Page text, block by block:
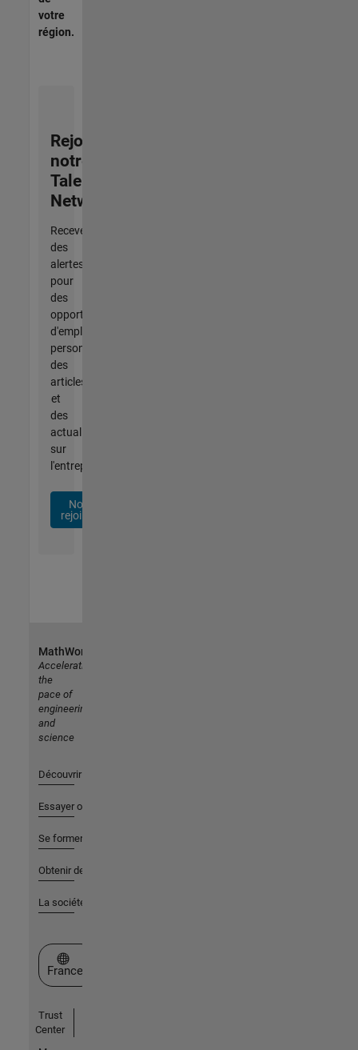
votre
région.
Rejoignez
notre
Talent
Network
Recevez
des
alertes
pour
des
opportunités
d'emploi
personnalisées,
des
articles
et
des
actualités
sur
l'entreprise.
Nous
rejoindre
MathWorks
Accelerating
the
pace of
engineering
and
science
Découvrir les produits
Essayer ou acheter
Se former
Obtenir de l'aide
La société
Sélectionner un site web
France
Trust
Center